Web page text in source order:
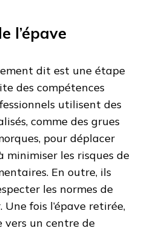
l’épave
dit est une étape
des compétences
utilisent des
comme des grues
pour déplacer
minimiser les risques de
En outre, ils
les normes de
fois l’épave retirée,
un centre de